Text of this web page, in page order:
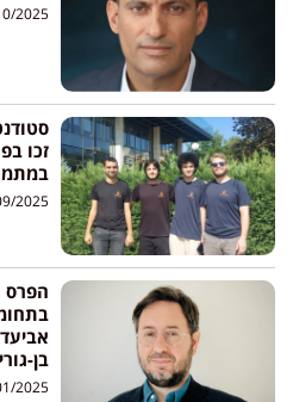
2025
זכו
2025
הפרס
בן-
2025